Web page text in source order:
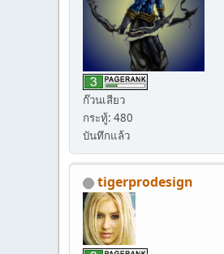
ก๊วนเสียว
กระทู้: 480
บันทึกแล้ว
tigerprodesign